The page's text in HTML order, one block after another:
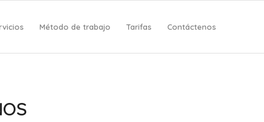
Método de trabajo Tarifas Contáctenos